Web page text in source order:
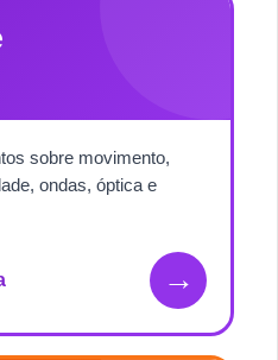
sobre movimento,
ondas, óptica e
→